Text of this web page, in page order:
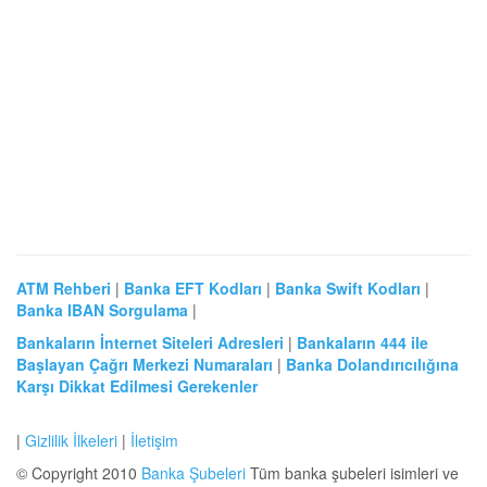
ATM Rehberi | Banka EFT Kodları | Banka Swift Kodları |
Banka IBAN Sorgulama |
Bankaların İnternet Siteleri Adresleri | Bankaların 444 ile
Başlayan Çağrı Merkezi Numaraları | Banka Dolandırıcılığına
Karşı Dikkat Edilmesi Gerekenler
| Gizlilik İlkeleri | İletişim
© Copyright 2010 Banka Şubeleri Tüm banka şubeleri isimleri ve